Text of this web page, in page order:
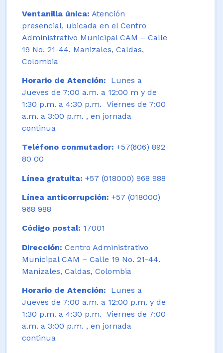
Ventanilla única: Atención
presencial, ubicada en el Centro
Administrativo Municipal CAM – Calle
19 No. 21-44. Manizales, Caldas,
Colombia
Horario de Atención:
Lunes a
Jueves de 7:00 a.m. a 12:00 m y de
1:30 p.m. a 4:30 p.m. Viernes de 7:00
a.m. a 3:00 p.m. , en jornada
continua
Teléfono conmutador: +57(606) 892
80 00
Línea gratuita: +57 (018000) 968 988
Línea anticorrupción: +57 (018000)
968 988
Código postal: 17001
Dirección: Centro Administrativo
Municipal CAM – Calle 19 No. 21-44.
Manizales, Caldas, Colombia
Horario de Atención: Lunes a
Jueves de 7:00 a.m. a 12:00 p.m. y de
1:30 p.m. a 4:30 p.m. Viernes de 7:00
a.m. a 3:00 p.m. , en jornada
continua